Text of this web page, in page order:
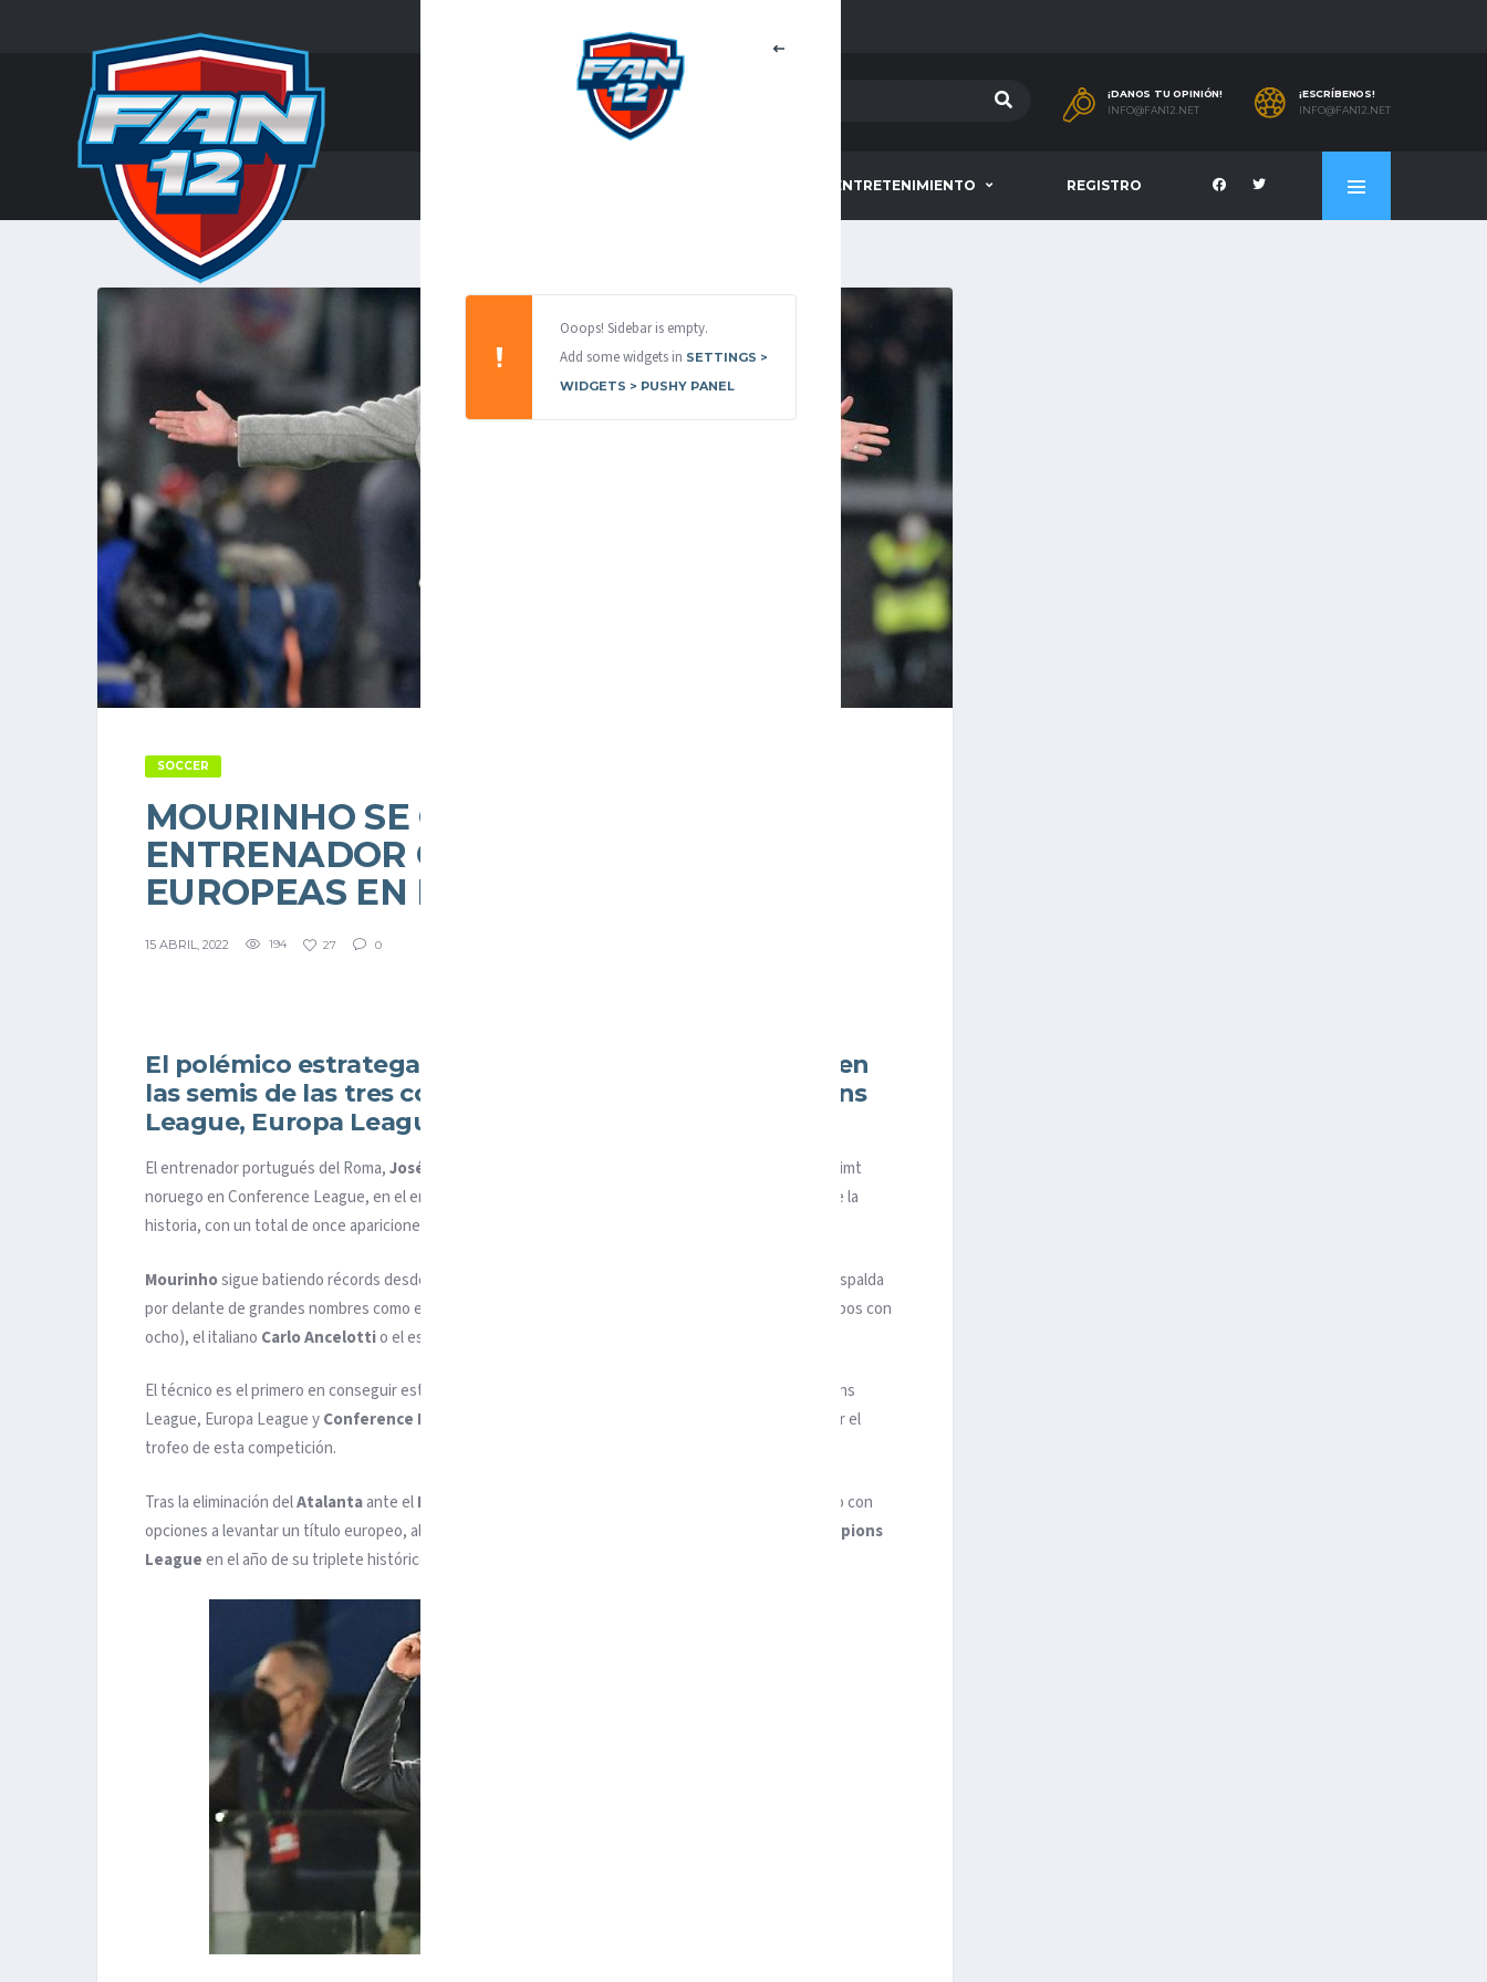
¡DANOS TU OPINIÓN!
INFO@FAN12.NET
¡ESCRÍBENOS!
INFO@FAN12.NET
ENTRETENIMIENTO REGISTRO
Ooops! Sidebar is empty.
Add some widgets in SETTINGS >
WIDGETS > PUSHY PANEL
SOCCER
MOURINHO SE CONVIERTE EN EL
ENTRENADOR CON MÁS SEMIFINALES
EUROPEAS EN LA HISTORIA
15 ABRIL, 2022 194 27 0
El polémico estratega es el primero en conseguir estar en
las semis de las tres competiciones europeas: Champions
League, Europa League y Conference League
El entrenador portugués del Roma,José Mourinho
, se convirtió este jueves, tras eliminar al Bodo/Glimt
noruego en Conference League, en el entrenador con más semifinales en competiciones europeas de la
historia, con un total de once apariciones.
Mourinhosigue batiendo récords desde el banquillo. Ahora es el técnico con más semifinales en su espalda
por delante de grandes nombres como el inglés
(ambos con
ocho), el italiano Carlo Ancelottio el español
El técnico es el primero en conseguir estar en las semis de las tres competiciones europeas: Champions
League, Europa League yConference League
. Además, puede convertirse en el primero en levantar el
trofeo de esta competición.
Tras la eliminación delAtalantaante elLeipzig
en Europa League, el Roma es el único equipo italiano con
opciones a levantar un título europeo, algo que no ocurre desde 2010, cuando el Inter ganara la
Champions
Leagueen el año de su triplete histórico, también con